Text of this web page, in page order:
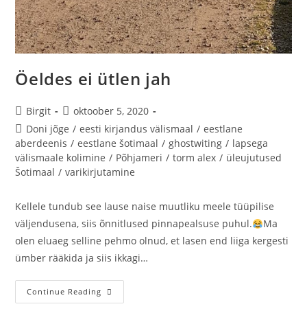
Öeldes ei ütlen jah
Birgit
oktoober 5, 2020
Doni jõge / eesti kirjandus välismaal / eestlane
aberdeenis / eestlane šotimaal / ghostwiting / lapsega
välismaale kolimine / Põhjameri / torm alex / üleujutused
Šotimaal / varikirjutamine
Kellele tundub see lause naise muutliku meele tüüpilise
väljendusena, siis õnnitlused pinnapealsuse puhul.
Ma
olen eluaeg selline pehmo olnud, et lasen end liiga kergesti
ümber rääkida ja siis ikkagi…
Continue Reading